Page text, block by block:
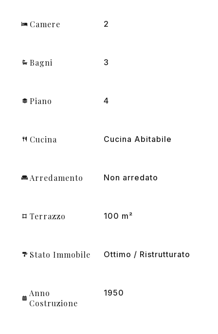
Camere 2
Bagni 3
Piano 4
Cucina Cucina Abitabile
Arredamento Non arredato
Terrazzo 100 m²
Stato Immobile Ottimo / Ristrutturato
Anno
Costruzione
1950